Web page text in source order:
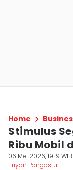
Home
Stimulus
Ribu Mobil
06 Mei 2026, 19:19 WIB
Triyan Pangastuti